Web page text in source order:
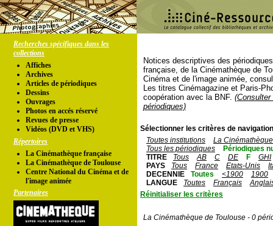
Recherches spécifiques dans les
collections
Affiches
Archives
Articles de périodiques
Dessins
Ouvrages
Photos en accés réservé
Revues de presse
Vidéos (DVD et VHS)
Répertoires
La Cinémathèque française
La Cinémathèque de Toulouse
Centre National du Cinéma et de
l'image animée
Partenaires
Notices descriptives des
française, de la Cinémathèque de
Cinéma et de l'image animée,
Les titres Cinémagazine et Paris-
coopération avec la BNF.
périodiques)
Sélectionner les critères de
Toutes institutions
La
Tous les périodiques
Périodiques
TITRE
Tous AB C DE F
GHI
PAYS
Tous France Etats-Unis
DECENNIE
Toutes <1900
1900
LANGUE
Toutes Français
Réinitialiser les critères
La Cinémathèque de Toulouse - 0